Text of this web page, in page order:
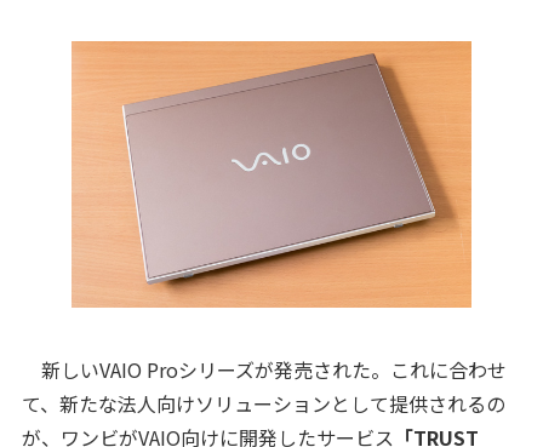
新しいVAIO Proシリーズが発売された。これに合わせ
て、新たな法人向けソリューションとして提供されるの
が、ワンビがVAIO向けに開発したサービス 「TRUST